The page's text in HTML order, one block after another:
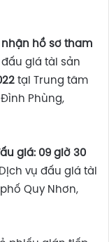
nhận hồ sơ tham
đấu giá tài sản
tại Trung tâm
Phùng,
u giá: 09 giờ 30
vụ đấu giá tài
Quy Nhơn,